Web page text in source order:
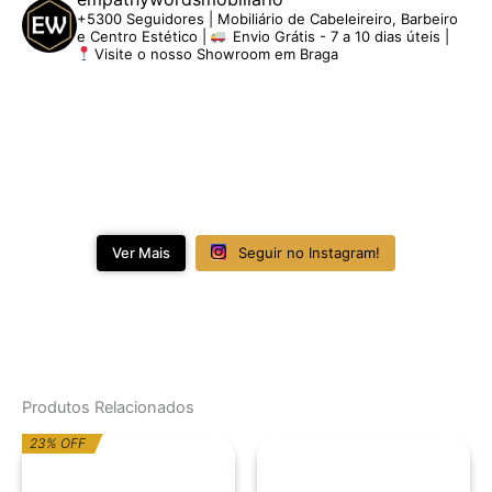
+5300 Seguidores | Mobiliário de Cabeleireiro, Barbeiro
e Centro Estético |
Envio Grátis - 7 a 10 dias úteis |
Visite o nosso Showroom em Braga
Ver Mais Seguir no Instagram!
Produtos Relacionados
23% OFFO
preço
O
preço